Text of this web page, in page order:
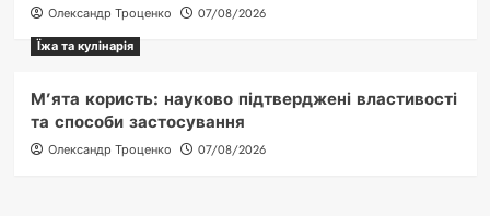
Олександр Троценко
07/08/2026
Їжа та кулінарія
М’ята користь: науково підтверджені властивості
та способи застосування
Олександр Троценко 07/08/2026